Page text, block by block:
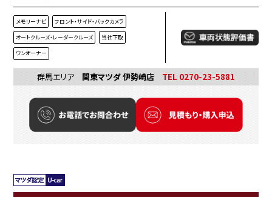
メモリーナビ フロント・サイド・バックカメラ
オートクルーズ・レーダークルーズ 当社下取
ワンオーナー
群馬エリア 関東マツダ 伊勢崎店 TEL 0270-23-5881